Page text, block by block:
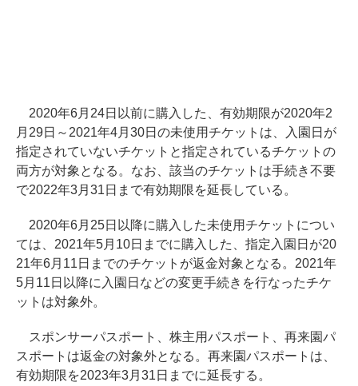
2020年6月24日以前に購入した、有効期限が2020年2
月29日～2021年4月30日の未使用チケットは、入園日が
指定されていないチケットと指定されているチケットの
両方が対象となる。なお、該当のチケットは手続き不要
で2022年3月31日まで有効期限を延長している。
2020年6月25日以降に購入した未使用チケットについ
ては、2021年5月10日までに購入した、指定入園日が20
21年6月11日までのチケットが返金対象となる。2021年
5月11日以降に入園日などの変更手続きを行なったチケ
ットは対象外。
スポンサーパスポート、株主用パスポート、再来園パ
スポートは返金の対象外となる。再来園パスポートは、
有効期限を2023年3月31日までに延長する。